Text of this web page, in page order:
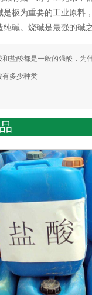
是极为重要的工业原料
纯碱。烧碱是最强的碱
和盐酸都是一般的强酸，为
有多少种类